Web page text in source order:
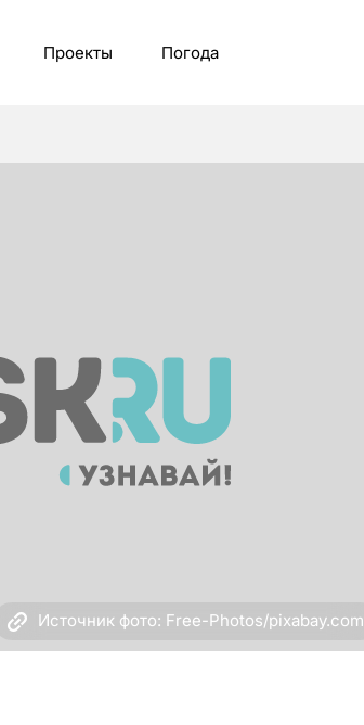
Проекты Погода
Источник фото: Free-Photos/pixabay.com